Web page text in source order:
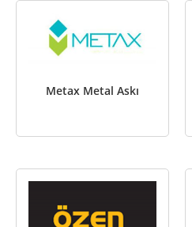
Metax Metal Askı